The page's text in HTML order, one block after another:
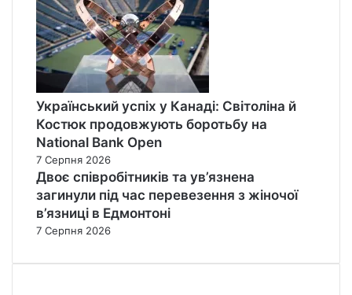
Український успіх у Канаді: Світоліна й
Костюк продовжують боротьбу на
National Bank Open
7 Серпня 2026
Двоє співробітників та ув’язнена
загинули під час перевезення з жіночої
в’язниці в Едмонтоні
7 Серпня 2026